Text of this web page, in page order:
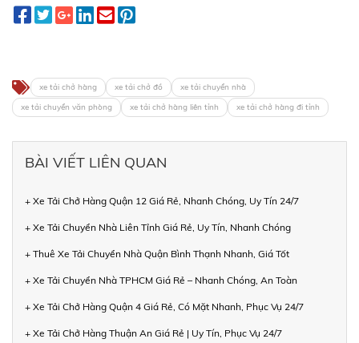
xe tải chở hàng xe tải chở đồ
xe tải chuyển nhà
xe tải chuyển văn phòng
xe tải chở hàng liên tỉnh xe tải chở hàng đi tỉnh
BÀI VIẾT LIÊN QUAN
+ Xe Tải Chở Hàng Quận 12 Giá Rẻ, Nhanh Chóng, Uy Tín 24/7
+ Xe Tải Chuyển Nhà Liên Tỉnh Giá Rẻ, Uy Tín, Nhanh Chóng
+ Thuê Xe Tải Chuyển Nhà Quận Bình Thạnh Nhanh, Giá Tốt
+ Xe Tải Chuyển Nhà TPHCM Giá Rẻ – Nhanh Chóng, An Toàn
+ Xe Tải Chở Hàng Quận 4 Giá Rẻ, Có Mặt Nhanh, Phục Vụ 24/7
+ Xe Tải Chở Hàng Thuận An Giá Rẻ | Uy Tín, Phục Vụ 24/7